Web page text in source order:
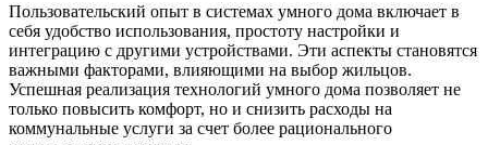
Пользовательский опыт в системах умного дома включает в
себя удобство использования, простоту настройки и
интеграцию с другими устройствами. Эти аспекты становятся
важными факторами, влияющими на выбор жильцов.
Успешная реализация технологий умного дома позволяет не
только повысить комфорт, но и снизить расходы на
коммунальные услуги за счет более рационального